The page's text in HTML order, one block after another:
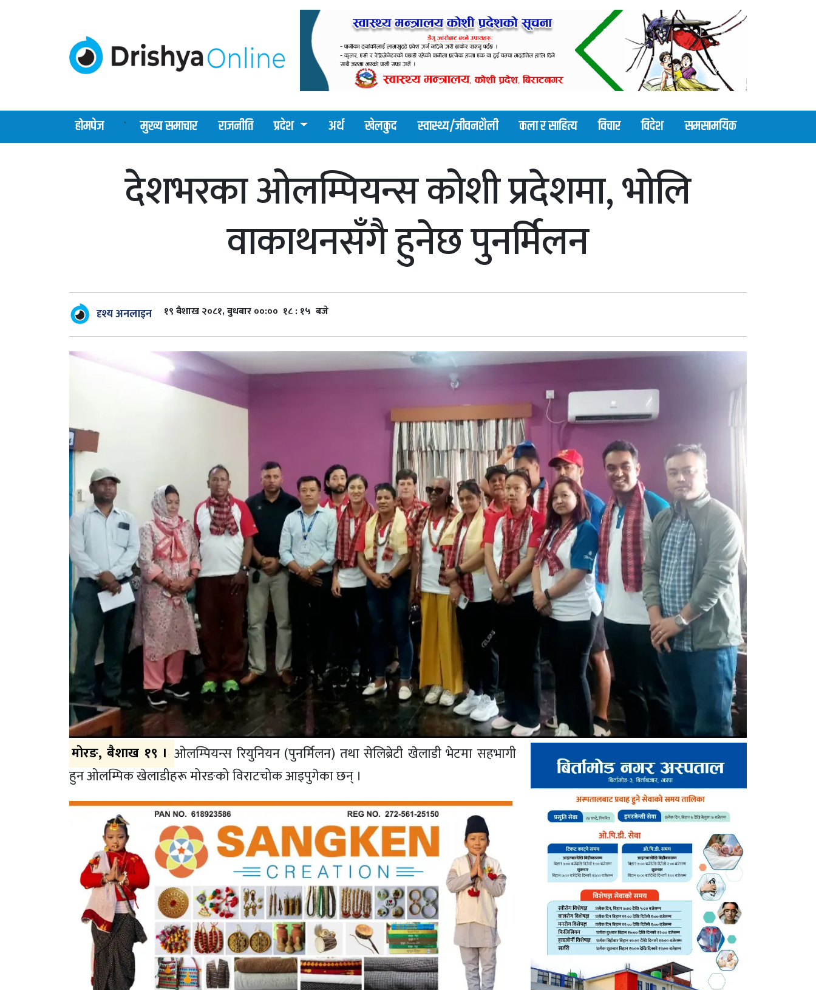
होमपेज ` मुख्य समाचार राजनीति प्रदेश अर्थ खेलकुद स्वास्थ्य/जीवनशैली कला र साहित्य विचार विदेश समसामयिक
देशभरका ओलम्पियन्स कोशी प्रदेशमा, भोलि
वाकाथनसँगै हुनेछ पुनर्मिलन
दृश्य अनलाइन १९ बैशाख २०८१, बुधबार ००:०० १८ : १५ बजे
मोरङ, बैशाख १९ । ओलम्पियन्स रियुनियन (पुनर्मिलन) तथा सेलिब्रेटी खेलाडी भेटमा सहभागी
हुन ओलम्पिक खेलाडीहरू मोरङको विराटचोक आइपुगेका छन् ।